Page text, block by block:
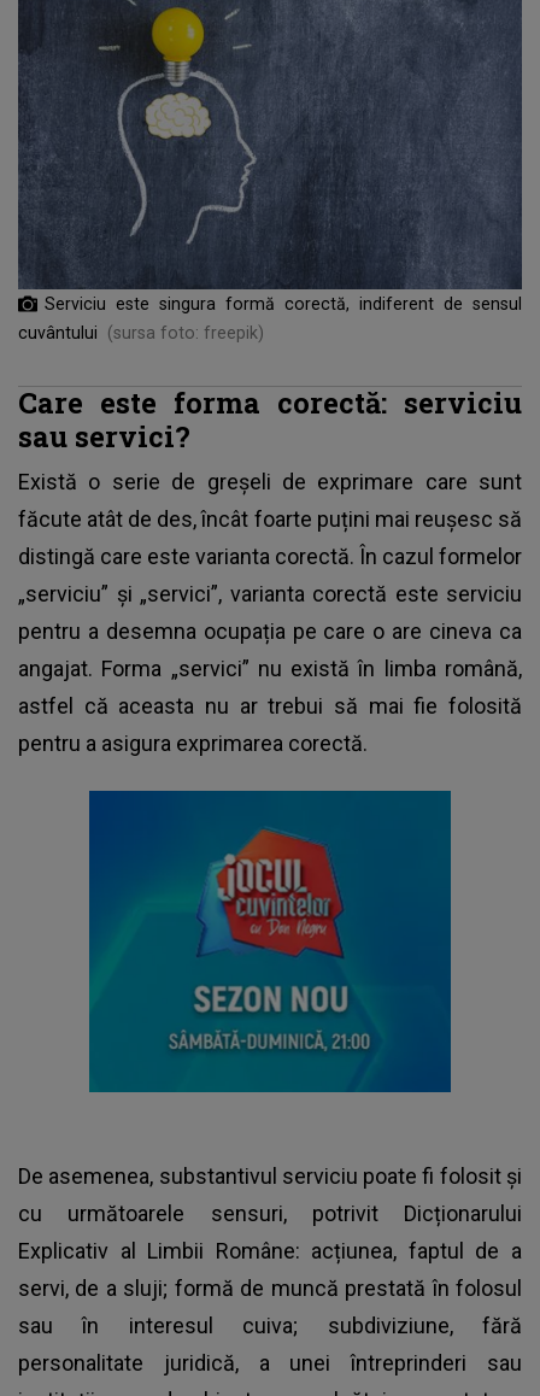
Serviciu este singura formă corectă, indiferent de sensul
cuvântului
(sursa foto: freepik)
Care este forma corectă: serviciu
sau servici?
Există o serie de greșeli de exprimare care sunt
făcute atât de des, încât foarte puțini mai reușesc să
distingă care este varianta corectă. În cazul formelor
„serviciu” și „servici”, varianta corectă este serviciu
pentru a desemna ocupația pe care o are cineva ca
angajat. Forma „servici” nu există în limba română,
astfel că aceasta nu ar trebui să mai fie folosită
pentru a asigura exprimarea corectă.
De asemenea, substantivul serviciu poate fi folosit și
cu următoarele sensuri, potrivit Dicționarului
Explicativ al Limbii Române: acțiunea, faptul de a
servi, de a sluji; formă de muncă prestată în folosul
sau în interesul cuiva; subdiviziune, fără
personalitate juridică, a unei întreprinderi sau